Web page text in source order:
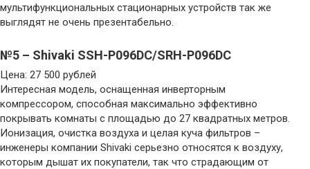
мультифункциональных стационарных устройств так же
выглядят не очень презентабельно.
№5 – Shivaki SSH-P096DC/SRH-P096DC
Цена: 27 500 рублей
Интересная модель, оснащенная инверторным
компрессором, способная максимально эффективно
покрывать комнаты с площадью до 27 квадратных метров.
Ионизация, очистка воздуха и целая куча фильтров –
инженеры компании Shivaki серьезно относятся к воздуху,
которым дышат их покупатели, так что страдающим от